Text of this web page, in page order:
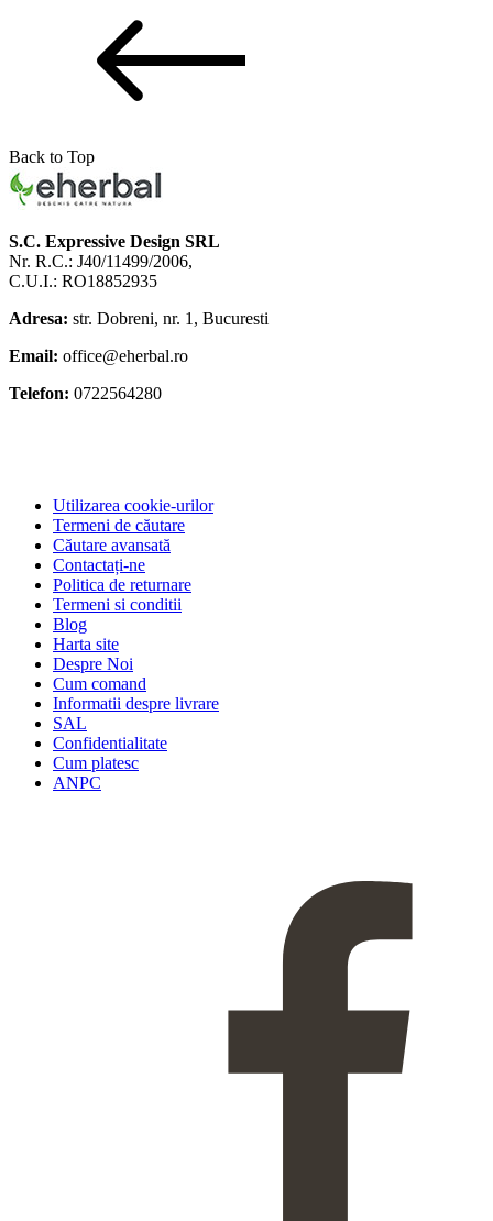
Back to Top
S.C. Expressive Design SRL
Nr. R.C.: J40/11499/2006,
C.U.I.: RO18852935
Adresa: str. Dobreni, nr. 1, Bucuresti
Email: office@eherbal.ro
Telefon: 0722564280
Utilizarea cookie-urilor
Termeni de căutare
Căutare avansată
Contactați-ne
Politica de returnare
Termeni si conditii
Blog
Harta site
Despre Noi
Cum comand
Informatii despre livrare
SAL
Confidentialitate
Cum platesc
ANPC